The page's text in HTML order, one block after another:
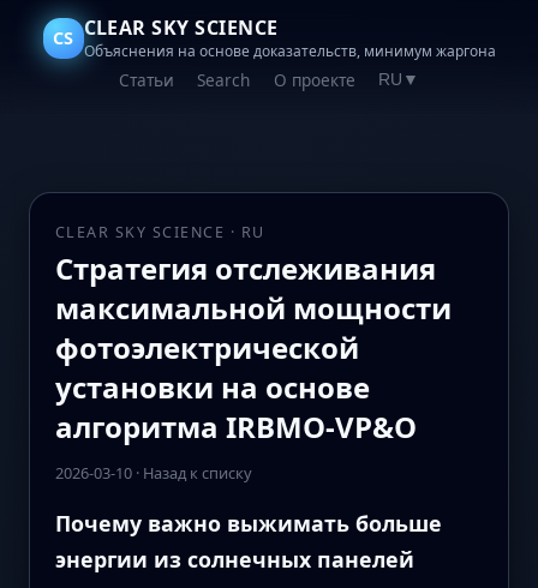
CS CLEAR SKY SCIENCE
Объяснения на основе доказательств, минимум жаргона
Статьи Search О проекте RU ▼
CLEAR SKY SCIENCE · RU
Стратегия отслеживания
максимальной мощности
фотоэлектрической
установки на основе
алгоритма IRBMO-VP&O
2026-03-10· Назад к списку
Почему важно выжимать больше
энергии из солнечных панелей